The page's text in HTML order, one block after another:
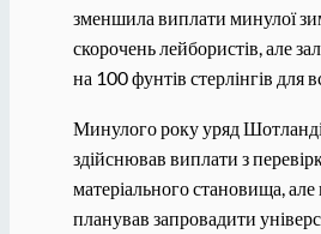
зменшила виплати минулої
скорочень лейбористів, але
на 100 фунтів стерлінгів для
Минулого року уряд
здійснював виплати з
матеріального становища,
планував запровадити